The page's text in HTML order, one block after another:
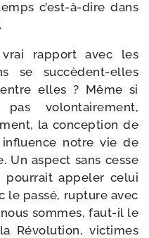
c’est-​à-​dire dans
vrai rap­port avec les
se succèdent-​elles
elles ? Même si
volon­tai­re­ment,
la concep­tion de
notre vie de
Un aspect sans cesse
pour­rait appe­ler celui
le pas­sé, rup­ture avec
sommes, faut-​il le
Révolution, vic­times